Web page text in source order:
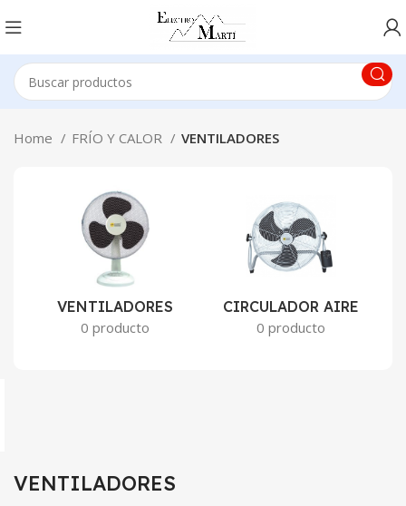
Home FRÍO Y CALOR VENTILADORES
VENTILADORES
0 producto
CIRCULADOR AIRE
0 producto
VENTILADORES